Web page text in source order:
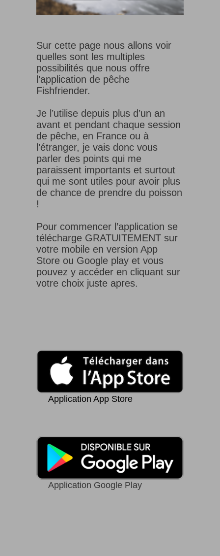
Sur cette page nous allons voir
quelles sont les multiples
possibilités que nous offre
l’application de pêche
Fishfriender.
Je l’utilise depuis plus d’un an
avant et pendant chaque session
de pêche, en France ou à
l’étranger, je vais donc vous
parler des points qui me
paraissent importants et surtout
qui me sont utiles pour avoir plus
de chance de prendre du poisson
!
Pour commencer l’application se
télécharge GRATUITEMENT sur
votre mobile en version App
Store ou Google play et vous
pouvez y accéder en cliquant sur
votre choix juste apres.
Application App Store
Application Google Play